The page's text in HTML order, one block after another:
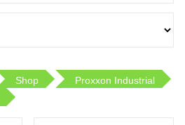
Shop
Proxxon Industrial